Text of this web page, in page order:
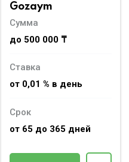
Gozaym
Сумма
до 500 000 ₸
Ставка
от 0,01 % в день
Срок
от 65 до 365 дней